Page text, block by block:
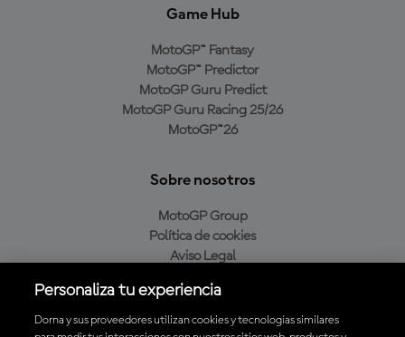
Game Hub
MotoGP™ Fantasy
MotoGP™ Predictor
MotoGP Guru Predict
MotoGP Guru Racing 25/26
MotoGP™26
Sobre nosotros
MotoGP Group
Política de cookies
Aviso Legal
Política de compra
Personaliza tu experiencia
Dorna y sus proveedores utilizan cookies y tecnologías similares